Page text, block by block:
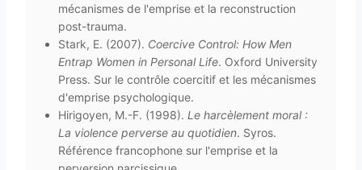
mécanismes de l'emprise et la reconstruction
post-trauma.
Stark, E. (2007). Coercive Control: How Men
Entrap Women in Personal Life. Oxford University
Press. Sur le contrôle coercitif et les mécanismes
d'emprise psychologique.
Hirigoyen, M.-F. (1998). Le harcèlement moral :
La violence perverse au quotidien. Syros.
Référence francophone sur l'emprise et la